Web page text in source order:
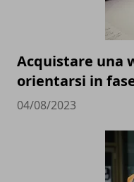
Acquistare una
orientarsi in
04/08/2023